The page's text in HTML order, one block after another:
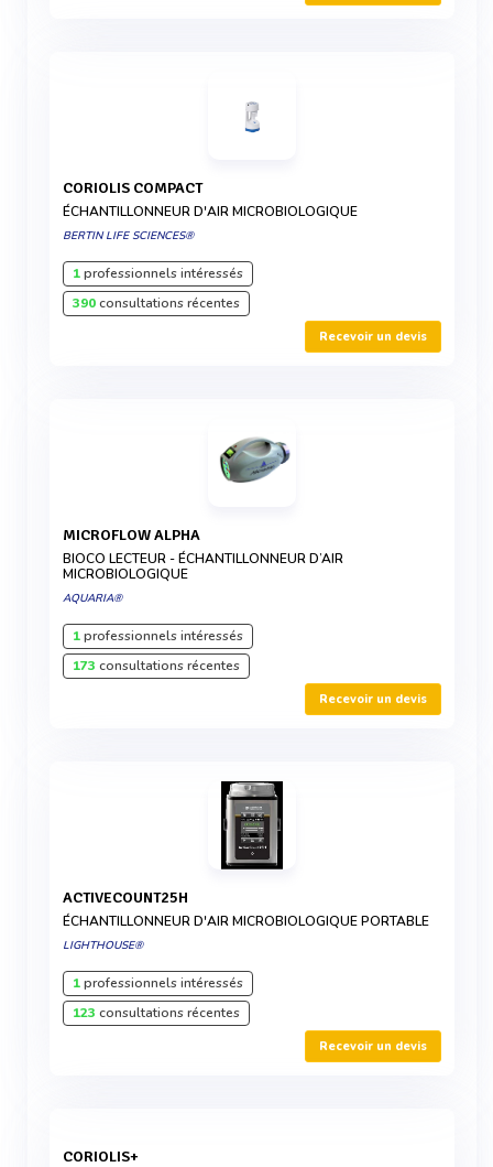
CORIOLIS COMPACT
ÉCHANTILLONNEUR D'AIR MICROBIOLOGIQUE
BERTIN LIFE SCIENCES®
1professionnels intéressés
390consultations récentes
Recevoir un devis
MICROFLOW ALPHA
BIOCO LECTEUR - ÉCHANTILLONNEUR D’AIR
MICROBIOLOGIQUE
AQUARIA®
1professionnels intéressés
173 consultations récentes
Recevoir un devis
ACTIVECOUNT25H
ÉCHANTILLONNEUR D'AIR MICROBIOLOGIQUE PORTABLE
LIGHTHOUSE®
1professionnels intéressés
123 consultations récentes
Recevoir un devis
CORIOLIS+